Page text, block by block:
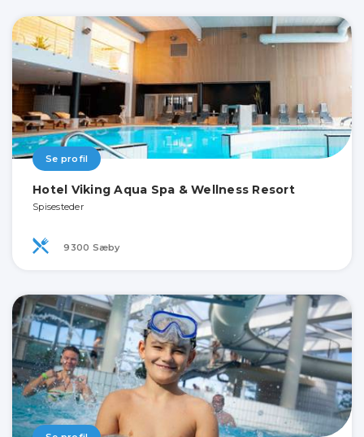
Se profil
Hotel Viking Aqua Spa & Wellness Resort
Spisesteder
9300 Sæby